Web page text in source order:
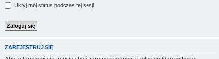
Ukryj mój status podczas tej sesji
ZAREJESTRUJ SIĘ